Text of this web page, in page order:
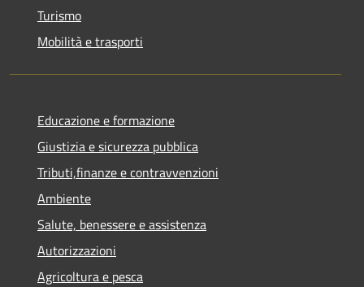
Turismo
Mobilità e trasporti
Educazione e formazione
Giustizia e sicurezza pubblica
Tributi,finanze e contravvenzioni
Ambiente
Salute, benessere e assistenza
Autorizzazioni
Agricoltura e pesca